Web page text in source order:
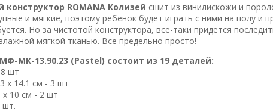
ROMANA Колизей сшит из винилискожи и
и мягкие, поэтому ребенок будет играть с ними на полу и
Но за чистотой конструктора, все-таки придется
мягкой тканью. Все предельно просто!
МК-13.90.23 (Pastel) состоит из 19 деталей:
шт
х 14.1 см - 3 шт
х 10 см - 2 шт
шт.